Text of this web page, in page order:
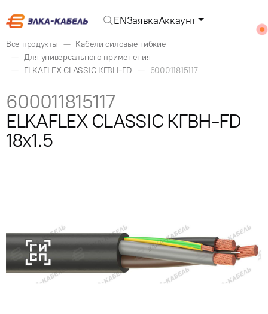
ENЗаявкаАккаунт
Все продукты
Кабели силовые гибкие
Для универсального применения
ELKAFLEX CLASSIC КГВН-FD
600011815117
600011815117
ELKAFLEX CLASSIC КГВН-FD
18x1.5